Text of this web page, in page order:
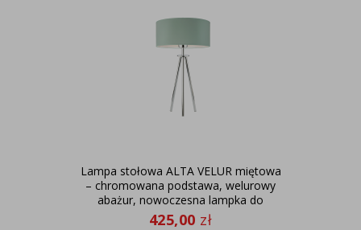
Lampa stołowa ALTA VELUR miętowa
– chromowana podstawa, welurowy
abażur, nowoczesna lampka do
sypialni i salonu
425,00 zł